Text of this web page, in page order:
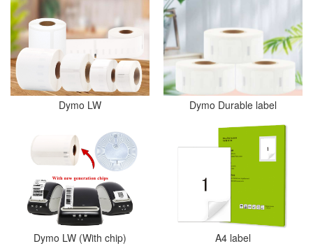
Dymo LW Dymo Durable label
Dymo LW (With chip) A4 label